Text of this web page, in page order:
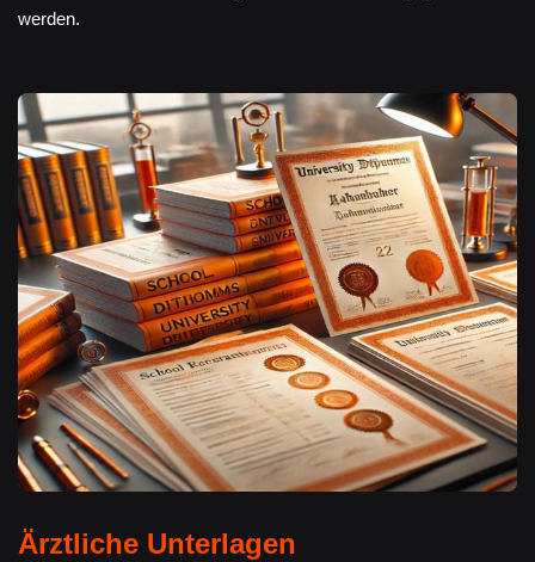
werden.
Ärztliche Unterlagen